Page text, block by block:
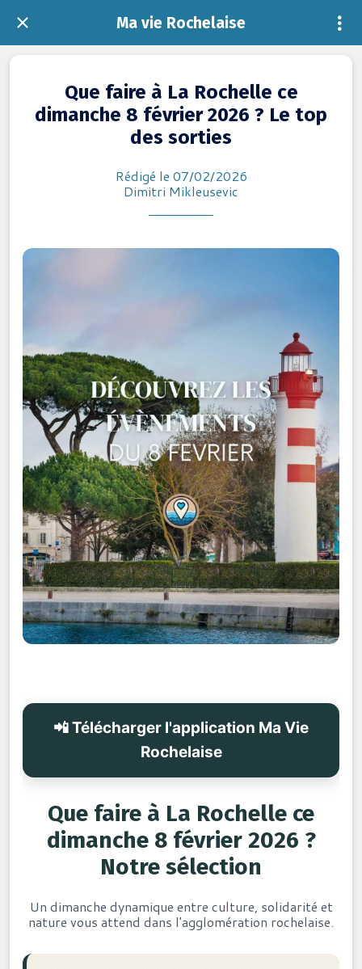
Ma vie Rochelaise
Que faire à La Rochelle ce
dimanche 8 février 2026 ? Le top
des sorties
Rédigé le 07/02/2026
Dimitri Mikleusevic
📲 Télécharger l'application Ma Vie
Rochelaise
Que faire à La Rochelle ce
dimanche 8 février 2026 ?
Notre sélection
Un dimanche dynamique entre culture, solidarité et
nature vous attend dans l'agglomération rochelaise.